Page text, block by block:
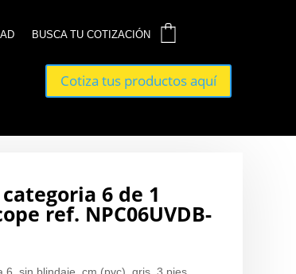
BUSCA TU COTIZACIÓN
Cotiza tus productos aquí
BUSCA TU COTIZACIÓN
Cotiza tus productos aquí
6 de 1
ref. NPC06UVDB-